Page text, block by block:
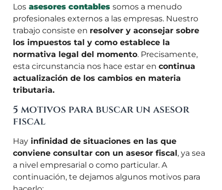
Los asesores contables somos a menudo
profesionales externos a las empresas. Nuestro
trabajo consiste en resolver y aconsejar sobre
los impuestos tal y como establece la
normativa legal del momento. Precisamente,
esta circunstancia nos hace estar en continua
actualización de los cambios en materia
tributaria.
5 motivos para buscar un asesor
fiscal
Hay infinidad de situaciones en las que
conviene consultar con un asesor fiscal, ya sea
a nivel empresarial o como particular. A
continuación, te dejamos algunos motivos para